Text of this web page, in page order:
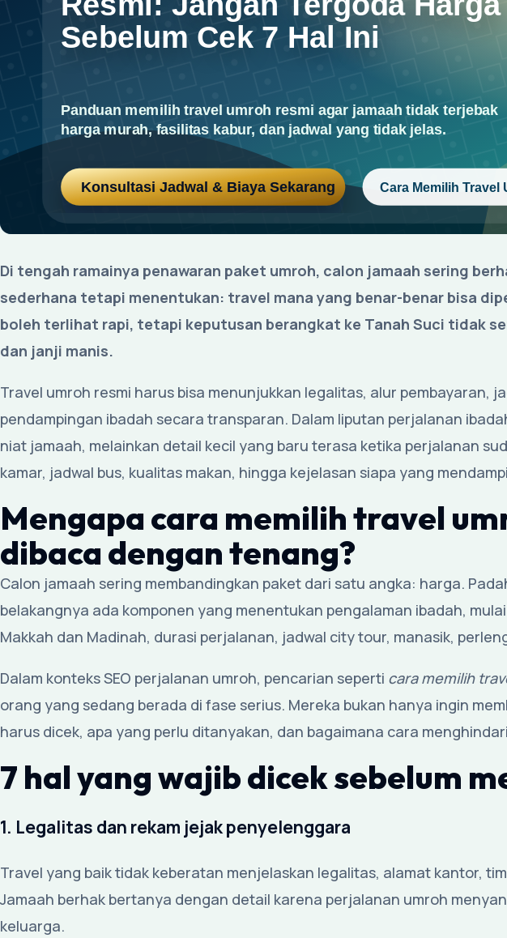
Di tengah ramainya penawaran paket umroh, calon jamaah sering
sederhana tetapi menentukan: travel mana yang benar-benar bisa
boleh terlihat rapi, tetapi keputusan berangkat ke Tanah Suci tidak
dan janji manis.
Travel umroh resmi harus bisa menunjukkan legalitas, alur pembayaran,
pendampingan ibadah secara transparan. Dalam liputan perjalanan
niat jamaah, melainkan detail kecil yang baru terasa ketika perjalanan
kamar, jadwal bus, kualitas makan, hingga kejelasan siapa yang
Mengapa cara memilih travel
dibaca dengan tenang?
Calon jamaah sering membandingkan paket dari satu angka: harga.
belakangnya ada komponen yang menentukan pengalaman ibadah,
Makkah dan Madinah, durasi perjalanan, jadwal city tour, manasik,
Dalam konteks SEO perjalanan umroh, pencarian seperti cara memilih
orang yang sedang berada di fase serius. Mereka bukan hanya ingin
harus dicek, apa yang perlu ditanyakan, dan bagaimana cara
7 hal yang wajib dicek sebelum
1. Legalitas dan rekam jejak penyelenggara
Travel yang baik tidak keberatan menjelaskan legalitas, alamat kantor,
Jamaah berhak bertanya dengan detail karena perjalanan umroh
keluarga.